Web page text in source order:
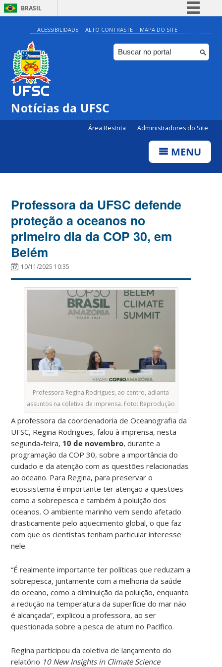
BRASIL
Simplifique!
Comunica BR
Participe
ACESSIBILIDADE ALTO CONTRASTE MAPA DO SITE
Notícias da UFSC
Área Restrita Administradores do Site
MENU
Professora da UFSC defende
proteção a oceanos no
primeiro dia da COP 30, em
Belém
10/11/2025 10:35
Professora Regina Rodrigues, ao centro, adianta
assuntos na coletiva de imprensa. Foto: Reprodução
A professora da coordenadoria de Oceanografia da
UFSC, Regina Rodrigues, falou à imprensa, nesta
segunda-feira, 10 de novembro, durante a
programação da COP 30, sobre a importância do
cuidado e da atenção com as questões relacionadas
ao oceano. Para Regina, para preservar o
ecossistema é importante ter atenção a questões
como a sobrepesca e também à poluição dos
oceanos. O ambiente marinho vem sendo afetado
drasticamente pelo aquecimento global, o que faz
com que os cientistas tenham particular interesse
nele.
“É realmente importante ter políticas que reduzam a
sobrepesca, juntamente com a melhoria da saúde
do oceano, como a diminuição da poluição, enquanto
a redução na temperatura da superfície do mar não
é alcançada”, explicou a professora, ao ser
questionada sobre a pesca de atum no Pacífico.
Regina participou da coletiva de lançamento do
relatório 10 New Insights in Climate Science